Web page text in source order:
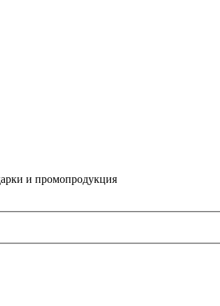
и промопродукция